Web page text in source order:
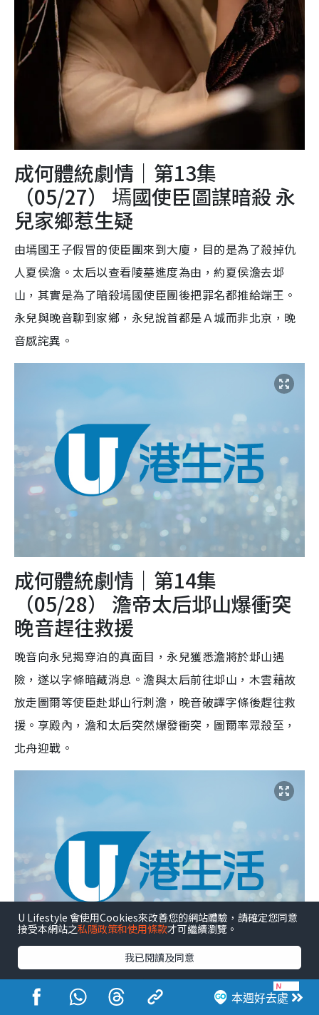
成何體統劇情｜第13集
（05/27） 墕國使臣圖謀暗殺 永
兒家鄉惹生疑
由墕國王子假冒的使臣團來到大廈，目的是為了殺掉仇
人夏侯澹。太后以查看陵墓進度為由，約夏侯澹去邶
山，其實是為了暗殺墕國使臣團後把罪名都推給端王。
永兒與晚音聊到家鄉，永兒說首都是Ａ城而非北京，晚
音感詫異。
成何體統劇情｜第14集
（05/28） 澹帝太后邶山爆衝突
晚音趕往救援
晚音向永兒揭穿泊的真面目，永兒獲悉澹將於邶山遇
險，遂以字條暗藏消息。澹與太后前往邶山，木雲藉故
放走圖爾等使臣赴邶山行刺澹，晚音破譯字條後趕往救
援。享殿內，澹和太后突然爆發衝突，圖爾率眾殺至，
北舟迎戰。
成何體統劇情｜第15集
本週好去處
U Lifestyle 會使用Cookies來改善您的網站體驗，請確定您同意
接受本網站之私隱政策和使用條款才可繼續瀏覽。
我已閱讀及同意